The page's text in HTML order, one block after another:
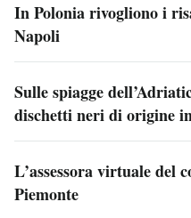
In Polonia rivogliono i
Napoli
Sulle spiagge
dischetti neri di origine
L’assessora virtuale del
Piemonte